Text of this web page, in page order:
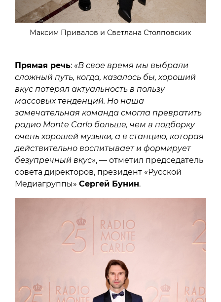
Максим Привалов и Светлана Столповских
Прямая речь: «В свое время мы выбрали
сложный путь, когда, казалось бы, хороший
вкус потерял актуальность в пользу
массовых тенденций. Но наша
замечательная команда смогла превратить
радио Monte Carlo больше, чем в подборку
очень хорошей музыки, а в станцию, которая
действительно воспитывает и формирует
безупречный вкус», — отметил председатель
совета директоров, президент «Русской
Медиагруппы» Сергей Бунин.